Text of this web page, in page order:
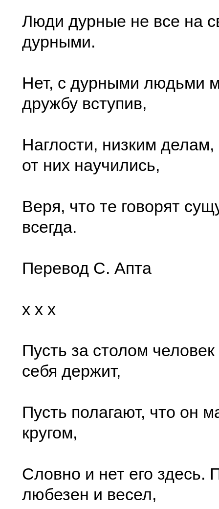
Люди дурные не все на
дурными.
Нет, с дурными людьми
дружбу вступив,
Наглости, низким делам,
от них научились,
Веря, что те говорят
всегда.
Перевод С. Апта
x x x
Пусть за столом
себя держит,
Пусть полагают, что он
кругом,
Словно и нет его здесь.
любезен и весел,